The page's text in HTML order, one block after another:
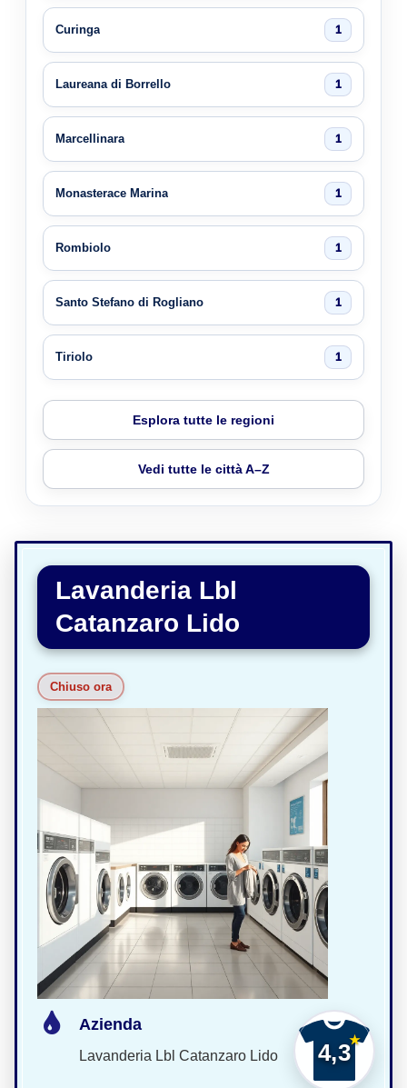
Curinga 1
Laureana di Borrello 1
Marcellinara 1
Monasterace Marina 1
Rombiolo 1
Santo Stefano di Rogliano 1
Tiriolo 1
Esplora tutte le regioni
Vedi tutte le città A–Z
Lavanderia Lbl
Catanzaro Lido
Chiuso ora
4,3
Azienda
Lavanderia Lbl Catanzaro Lido